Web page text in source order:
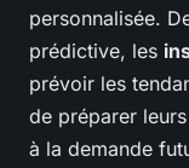
personnalisée.
prédictive, les
prévoir les
de préparer
à la demande